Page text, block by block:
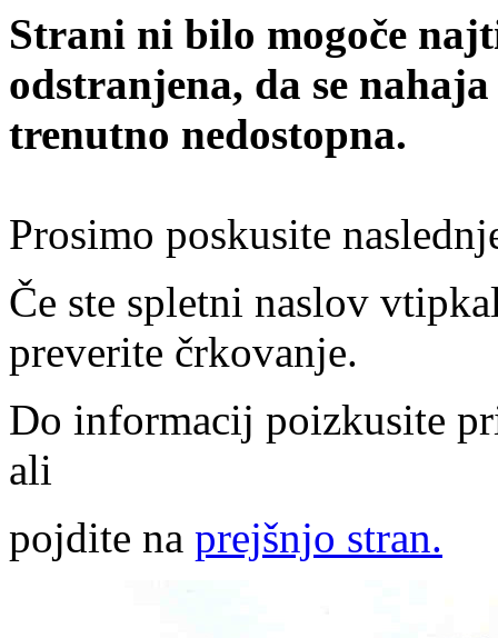
Strani ni bilo mogoče
odstranjena, da se
trenutno nedostopna.
Prosimo poskusite
Če ste spletni naslov
preverite črkovanje.
Do informacij poizkusite
ali
pojdite na prejšnjo stran.